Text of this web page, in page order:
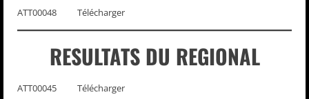
ATT00048 Télécharger
RESULTATS DU REGIONAL
ATT00045 Télécharger